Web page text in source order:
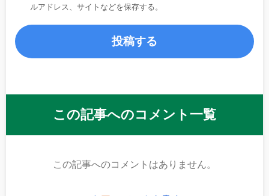
ルアドレス、サイトなどを保存する。
この記事へのコメント一覧
この記事へのコメントはありません。